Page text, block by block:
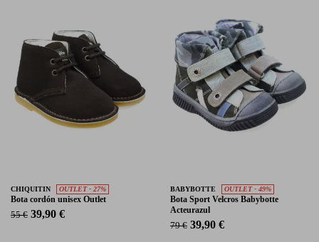
CHIQUITIN OUTLET - 27%
Bota cordón unisex Outlet
55 € 39,90 €
BABYBOTTE OUTLET - 49%
Bota Sport Velcros Babybotte
Acteurazul
79 € 39,90 €